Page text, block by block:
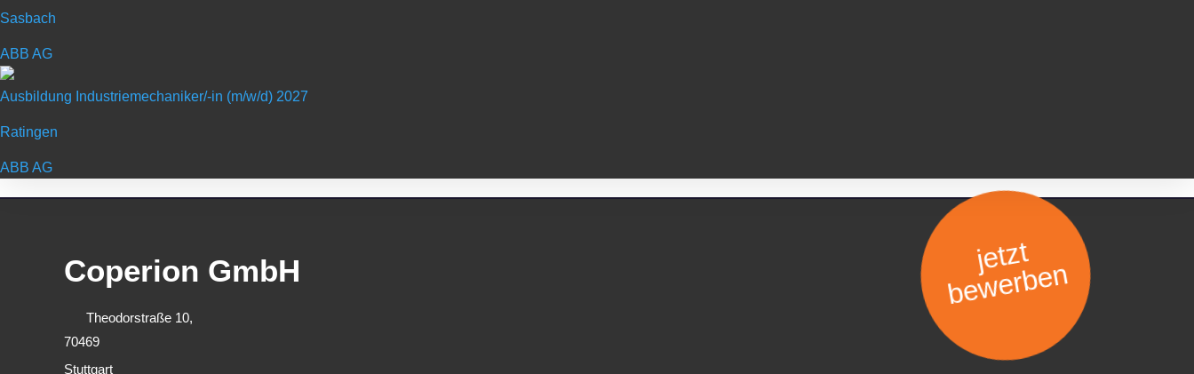
Sasbach
ABB AG
Ausbildung Industriemechaniker/-in (m/w/d) 2027
Ratingen
ABB AG
Coperion GmbH
Theodorstraße 10,
70469
Stuttgart
jetzt
bewerben